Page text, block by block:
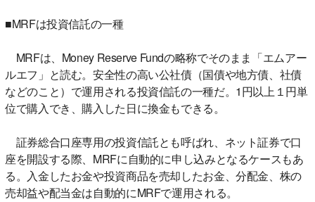
■MRFは投資信託の一種
MRFは、Money Reserve Fundの略称でそのまま「エムアー
ルエフ」と読む。安全性の高い公社債（国債や地方債、社債
などのこと）で運用される投資信託の一種だ。1円以上１円単
位で購入でき、購入した日に換金もできる。
証券総合口座専用の投資信託とも呼ばれ、ネット証券で口
座を開設する際、MRFに自動的に申し込みとなるケースもあ
る。入金したお金や投資商品を売却したお金、分配金、株の
売却益や配当金は自動的にMRFで運用される。